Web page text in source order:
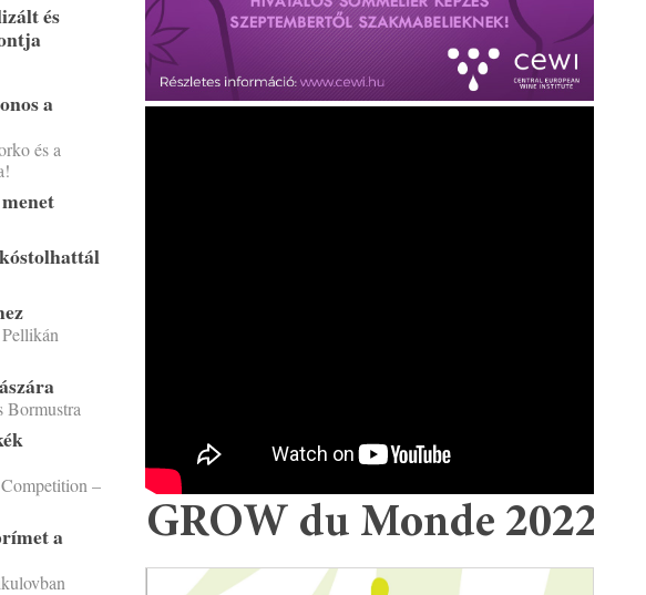
és
a
és a
Bormustra
–
a
GROW du Monde 2022